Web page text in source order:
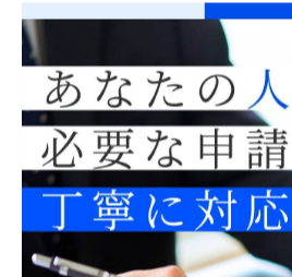
予約システムの操作が不安な場合
い合わせも可能です。特に初めて
に操作方法を確認しておくとスム
が取れない場合でも、キャンセル
替えも柔軟に対応できるよう準備
ビザ申請 必要書類 日本で
答